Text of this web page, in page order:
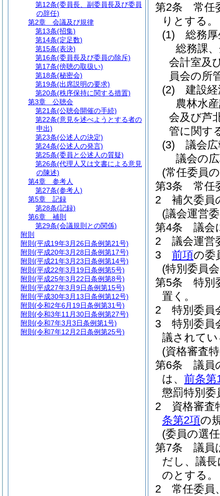
第2条
常任
りとする。
(1)
総務
総務課
会計室及
員会の所
(2)
建設
農林水
会及び芦
管に関す
(3)
議会
議会の
(常任委員
第3条
常任
2
補欠委員
(議会運営
第4条
議会
2
議会運営
3
前項の委
(特別委員
第5条
特別
置く。
2
特別委員
3
特別委員
議されて
(資格審査
第6条
議員
は、 前条第
懲罰特別
2
資格審査
条第2項の
(委員の選
第7条
議員
だし、議
のとする。
2
常任委員
第12条(委員長、副委員長及び委員
の辞任)
第2章
会議及び規律
第13条(招集)
第14条(定足数)
第15条(表決)
第16条(委員長及び委員の除斥)
第17条(傍聴の取扱い)
第18条(秘密会)
第19条(出席説明の要求)
第20条(秩序保持に関する措置)
第3章
公聴会
第21条(公聴会開催の手続)
第22条(意見を述べようとする者の
申出)
第23条(公述人の決定)
第24条(公述人の発言)
第25条(委員と公述人の質疑)
第26条(代理人又は文書による意見
の陳述)
第4章
参考人
第27条(参考人)
第5章
記録
第28条(記録)
第6章
補則
第29条(会議規則との関係)
附則
附則 (平成19年3月26日条例第21号)
附則 (平成20年3月28日条例第17号)
附則 (平成21年3月23日条例第14号)
附則 (平成22年3月19日条例第5号)
附則 (平成25年3月22日条例第8号)
附則 (平成27年3月9日条例第15号)
附則 (平成30年3月13日条例第12号)
附則 (令和2年6月19日条例第31号)
附則 (令和3年11月30日条例第27号)
附則 (令和7年3月3日条例第1号)
附則 (令和7年12月2日条例第25号)